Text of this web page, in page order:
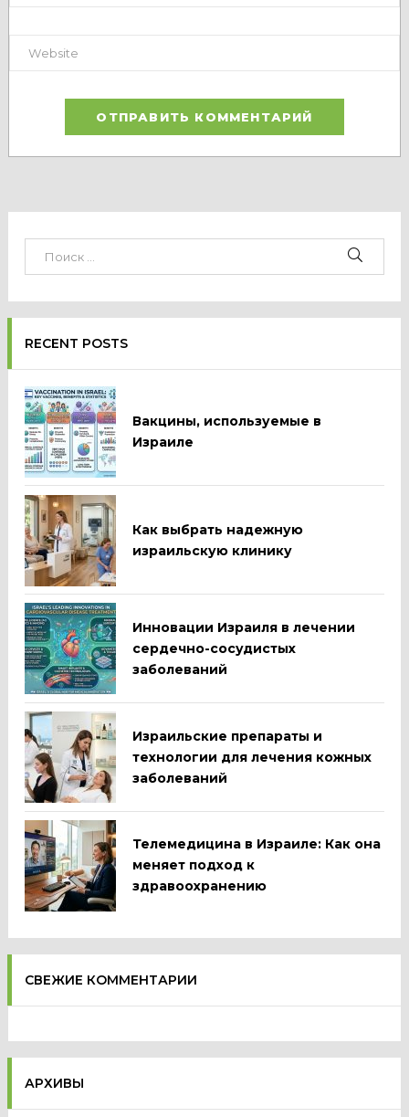
RECENT POSTS
Вакцины, используемые в
Израиле
Как выбрать надежную
израильскую клинику
Инновации Израиля в лечении
сердечно-сосудистых
заболеваний
Израильские препараты и
технологии для лечения кожных
заболеваний
Телемедицина в Израиле: Как она
меняет подход к
здравоохранению
СВЕЖИЕ КОММЕНТАРИИ
АРХИВЫ